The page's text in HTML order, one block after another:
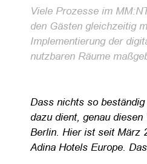
Viele Prozesse im
den Gästen gleichzeitig
Implementierung der
nutzbaren Räume
Dass nichts so
dazu dient, genau
Berlin. Hier ist seit März
Adina Hotels Europe.